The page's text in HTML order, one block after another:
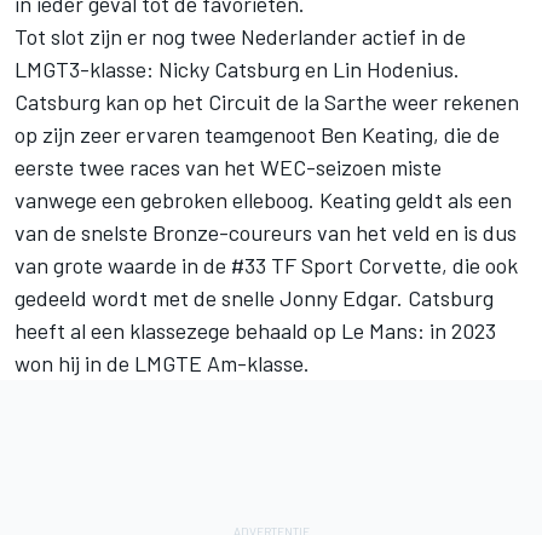
Tot slot zijn er nog twee Nederlander actief in de
LMGT3-klasse: Nicky Catsburg en Lin Hodenius.
Catsburg kan op het Circuit de la Sarthe weer rekenen
op zijn zeer ervaren teamgenoot Ben Keating, die de
eerste twee races van het WEC-seizoen miste
vanwege een gebroken elleboog. Keating geldt als een
van de snelste Bronze-coureurs van het veld en is dus
van grote waarde in de #33 TF Sport Corvette, die ook
gedeeld wordt met de snelle Jonny Edgar. Catsburg
heeft al een klassezege behaald op Le Mans: in 2023
won hij in de LMGTE Am-klasse.